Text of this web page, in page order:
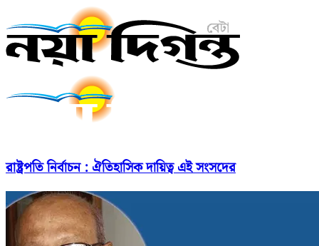
রাষ্ট্রপতি নির্বাচন : ঐতিহাসিক দায়িত্ব এই সংসদের